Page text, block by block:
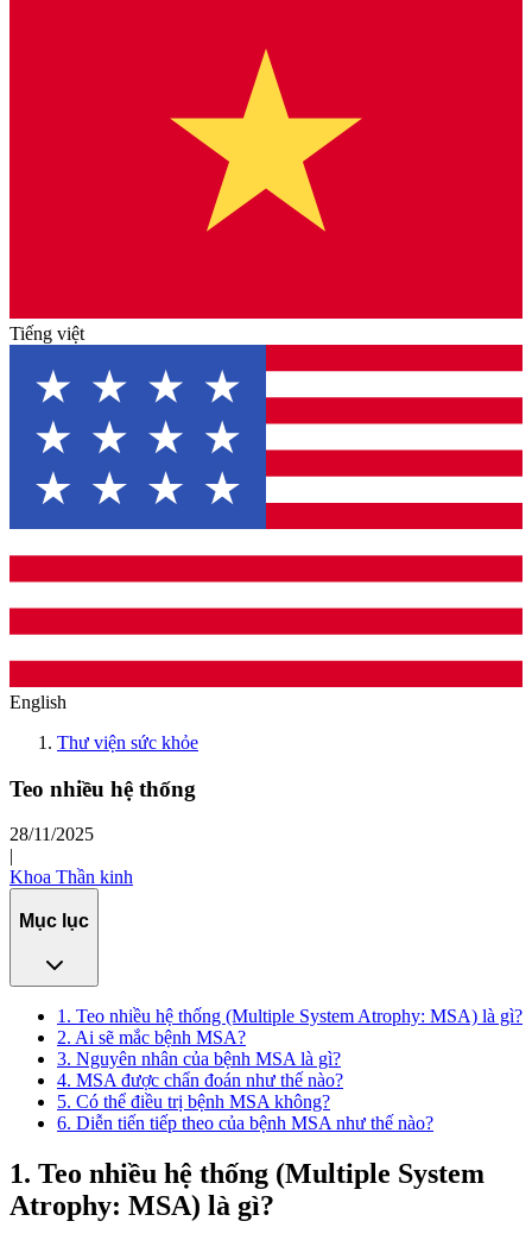
Tiếng việt
English
Thư viện sức khỏe
Teo nhiều hệ thống
28/11/2025
|
Khoa Thần kinh
Mục lục
1. Teo nhiều hệ thống (Multiple System Atrophy: MSA) là gì?
2. Ai sẽ mắc bệnh MSA?
3. Nguyên nhân của bệnh MSA là gì?
4. MSA được chẩn đoán như thế nào?
5. Có thể điều trị bệnh MSA không?
6. Diễn tiến tiếp theo của bệnh MSA như thế nào?
1. Teo nhiều hệ thống (Multiple System
Atrophy: MSA) là gì?